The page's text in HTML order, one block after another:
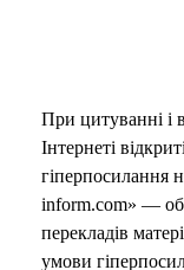
При цитуванні і
Інтернеті
гіперпосилання
inform.com» —
перекладів
умови